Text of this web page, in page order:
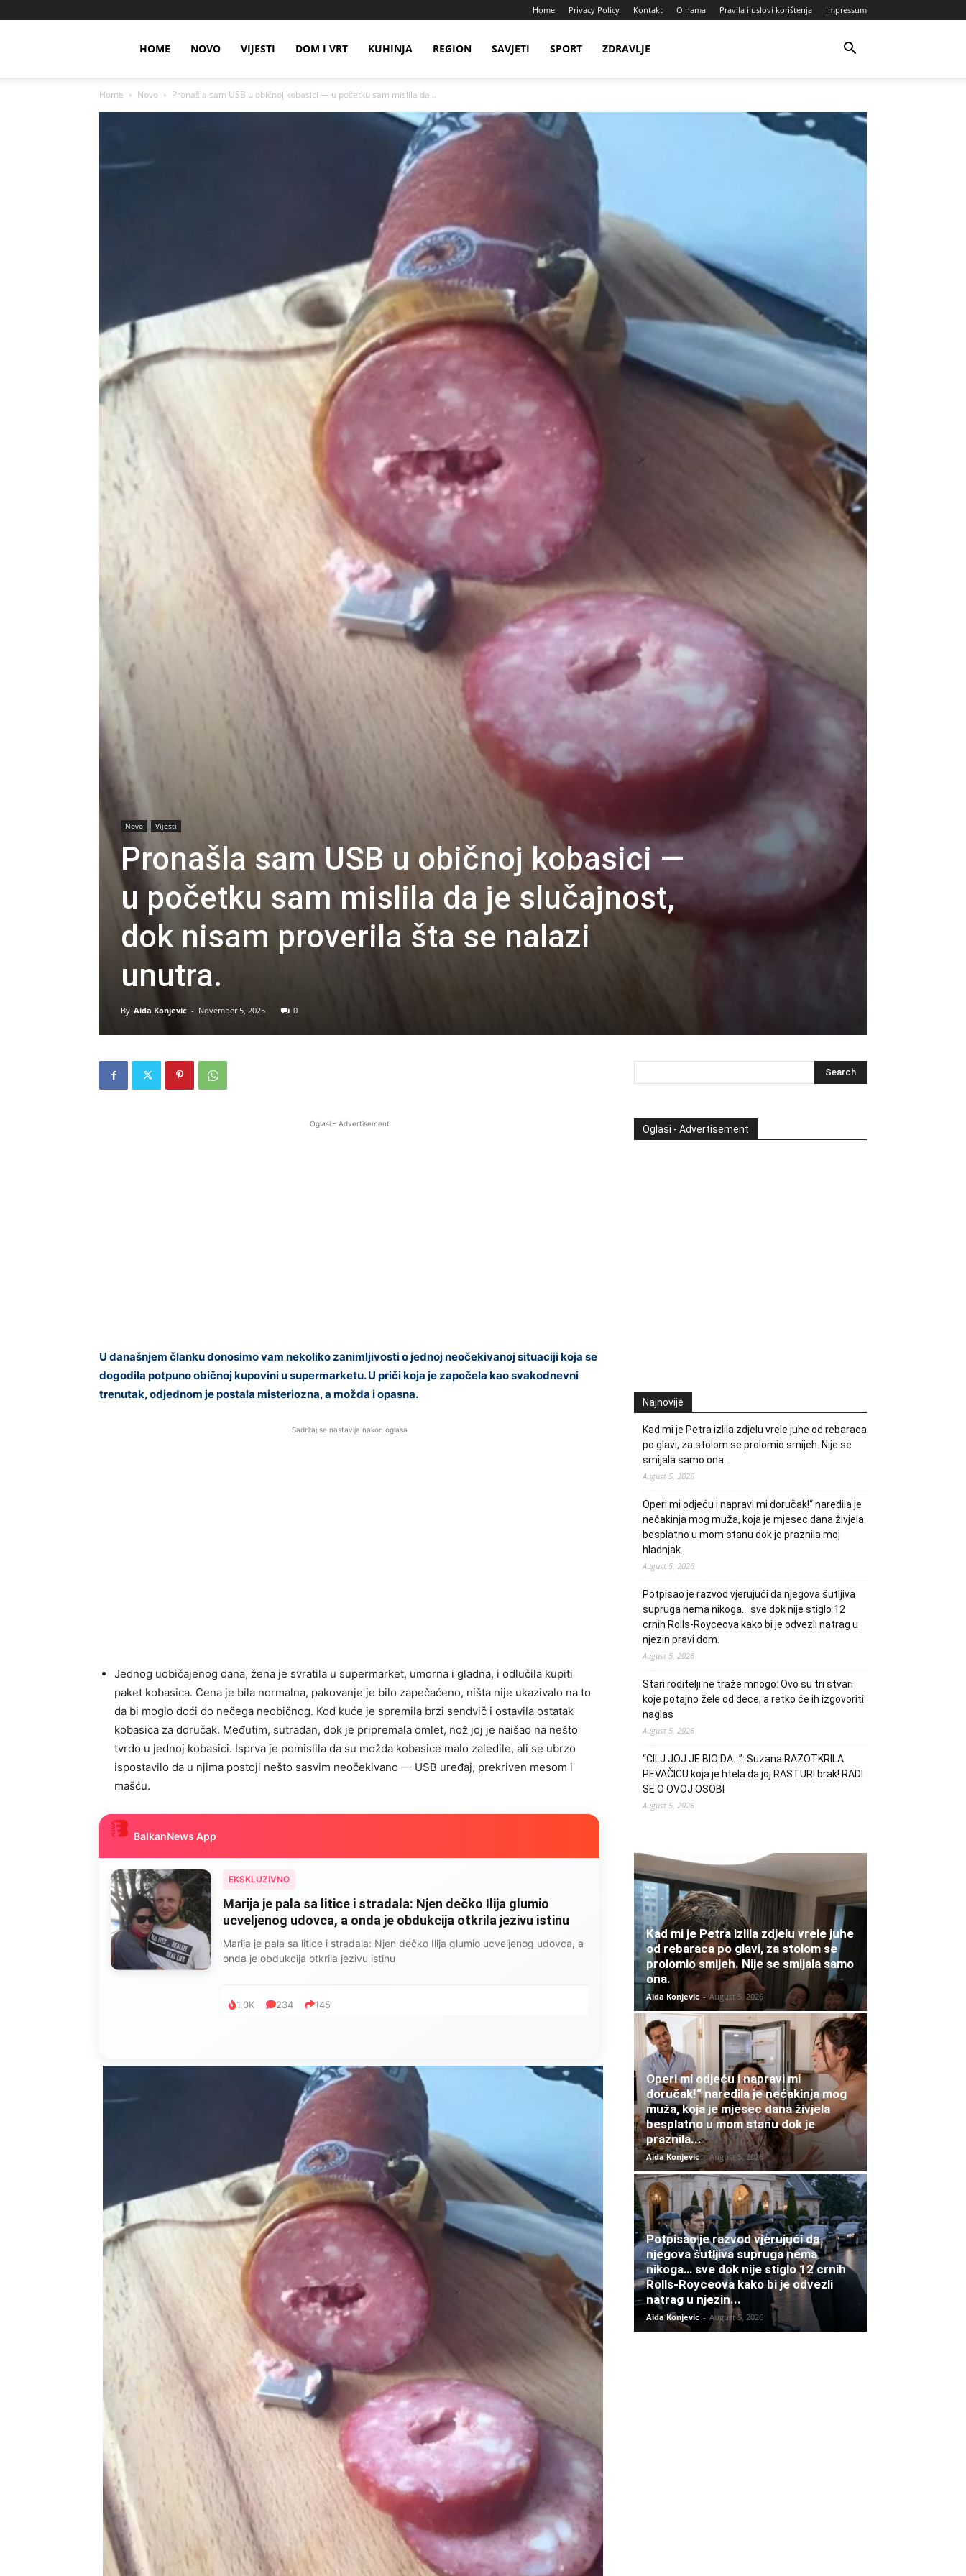
Home Privacy Policy Kontakt O nama Pravila i uslovi korištenja Impressum
HOME NOVO VIJESTI DOM I VRT KUHINJA REGION SAVJETI SPORT ZDRAVLJE
Home Novo Pronašla sam USB u običnoj kobasici — u početku sam mislila da...
Novo Vijesti
Pronašla sam USB u običnoj kobasici —
u početku sam mislila da je slučajnost,
dok nisam proverila šta se nalazi
unutra.
By Aida Konjevic - November 5, 2025 0
Oglasi - Advertisement
U današnjem članku donosimo vam nekoliko zanimljivosti o jednoj neočekivanoj situaciji koja se
dogodila potpuno običnoj kupovini u supermarketu. U priči koja je započela kao svakodnevni
trenutak, odjednom je postala misteriozna, a možda i opasna.
Sadržaj se nastavlja nakon oglasa
Jednog uobičajenog dana, žena je svratila u supermarket, umorna i gladna, i odlučila kupiti
paket kobasica. Cena je bila normalna, pakovanje je bilo zapečaćeno, ništa nije ukazivalo na to
da bi moglo doći do nečega neobičnog. Kod kuće je spremila brzi sendvič i ostavila ostatak
kobasica za doručak. Međutim, sutradan, dok je pripremala omlet, nož joj je naišao na nešto
tvrdo u jednoj kobasici. Isprva je pomislila da su možda kobasice malo zaledile, ali se ubrzo
ispostavilo da u njima postoji nešto sasvim neočekivano — USB uređaj, prekriven mesom i
mašću.
BalkanNews App
EKSKLUZIVNO
Marija je pala sa litice i stradala: Njen dečko Ilija glumio
ucveljenog udovca, a onda je obdukcija otkrila jezivu istinu
Marija je pala sa litice i stradala: Njen dečko Ilija glumio ucveljenog udovca, a
onda je obdukcija otkrila jezivu istinu
1.0K 234 145
Oglasi - Advertisement
Najnovije
Kad mi je Petra izlila zdjelu vrele juhe od rebaraca
po glavi, za stolom se prolomio smijeh. Nije se
smijala samo ona.
August 5, 2026
Operi mi odjeću i napravi mi doručak!“ naredila je
nećakinja mog muža, koja je mjesec dana živjela
besplatno u mom stanu dok je praznila moj
hladnjak.
August 5, 2026
Potpisao je razvod vjerujući da njegova šutljiva
supruga nema nikoga… sve dok nije stiglo 12
crnih Rolls-Royceova kako bi je odvezli natrag u
njezin pravi dom.
August 5, 2026
Stari roditelji ne traže mnogo: Ovo su tri stvari
koje potajno žele od dece, a retko će ih izgovoriti
naglas
August 5, 2026
“CILJ JOJ JE BIO DA…”: Suzana RAZOTKRILA
PEVAČICU koja je htela da joj RASTURI brak! RADI
SE O OVOJ OSOBI
August 5, 2026
Kad mi je Petra izlila zdjelu vrele juhe
od rebaraca po glavi, za stolom se
prolomio smijeh. Nije se smijala samo
ona.
Aida Konjevic - August 5, 2026
Operi mi odjeću i napravi mi
doručak!“ naredila je nećakinja mog
muža, koja je mjesec dana živjela
besplatno u mom stanu dok je
praznila...
Aida Konjevic - August 5, 2026
Potpisao je razvod vjerujući da
njegova šutljiva supruga nema
nikoga… sve dok nije stiglo 12 crnih
Rolls-Royceova kako bi je odvezli
natrag u njezin...
Aida Konjevic - August 5, 2026